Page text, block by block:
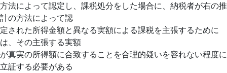
方法によって認定し、課税処分をした場合に、納税者が右の推
計の方法によって認
定された所得金額と異なる実額による課税を主張するために
は、その主張する実額
が真実の所得額に合致することを合理的疑いを容れない程度に
立証する必要がある